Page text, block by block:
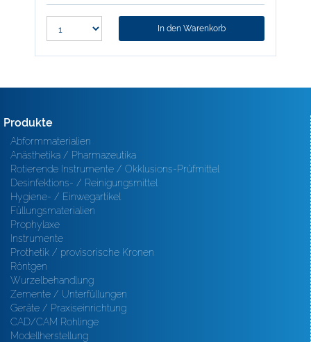
In den Warenkorb
Produkte
Abformmaterialien
Anästhetika / Pharmazeutika
Rotierende Instrumente / Okklusions-Prüfmittel
Desinfektions- / Reinigungsmittel
Hygiene- / Einwegartikel
Füllungsmaterialien
Prophylaxe
Instrumente
Prothetik / provisorische Kronen
Röntgen
Wurzelbehandlung
Zemente / Unterfüllungen
Geräte / Praxiseinrichtung
CAD/CAM Rohlinge
Modellherstellung